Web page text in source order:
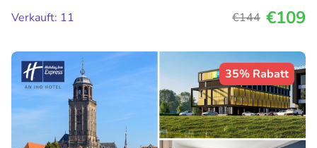
Verkauft: 11
€144 €109
35% Rabatt